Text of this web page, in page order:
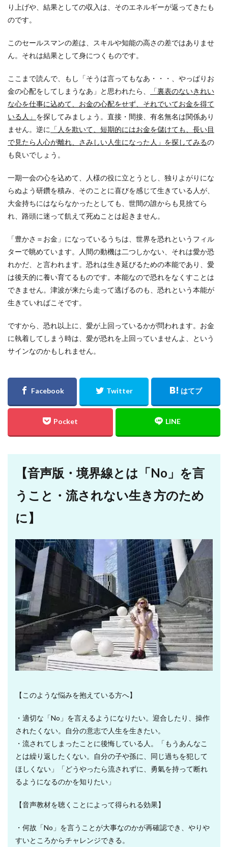
り上げや、結果としての収入は、そのエネルギーが返ってきたも
のです。
このセールスマンの差は、スキルや知能の高さの差ではありませ
ん。それは結果として身につくものです。
ここまで読んで、もし「そうは言ってもなあ・・・、やっぱりお
金の心配をしてしまうなあ」と思われたら、
「裏表のないきれい
な心を仕事に込めて、お金の心配をせず、それでいてお金を得て
いる人」 を探してみましょう。直接・間接、有名無名は関係あり
ません。逆に 「人を欺いて、短期的にはお金を儲けても、長い目
で見たら人心が離れ、さみしい人生になった人」を探してみるの
も良いでしょう。
一期一会の心を込めて、人様の役に立とうとし、独りよがりにな
らぬよう研鑽を積み、そのことに喜びを感じて生きている人が、
大金持ちにはならなかったとしても、世間の誰からも見捨てら
れ、路頭に迷って飢えて死ぬことは起きません。
「豊かさ＝お金」になっているうちは、世界を恐れというフィル
ターで眺めています。人間の動機は二つしかない、それは愛か恐
れかだ、と言われます。恐れは生き延びるための本能であり、愛
は後天的に養い育てるものです。本能なので恐れをなくすことは
できません。津波が来たら走って逃げるのも、恐れという本能が
生きていればこそです。
ですから、恐れ以上に、愛が上回っているかが問われます。お金
に執着してしまう時は、愛が恐れを上回っていませんよ、という
サインなのかもしれません。
【音声版・境界線とは「No」を言
うこと・流されない生き方のため
に】
【このような悩みを抱えている方へ】
・適切な「No」を言えるようになりたい。迎合したり、操作
されたくない。自分の意志で人生を生きたい。
・流されてしまったことに後悔している人。「もうあんなこ
とは繰り返したくない。自分の子や孫に、同じ過ちを犯して
ほしくない」「どうやったら流されずに、勇氣を持って断れ
るようになるのかを知りたい」
【音声教材を聴くことによって得られる効果】
・何故「No」を言うことが大事なのかが再確認でき、やりや
すいところからチャレンジできる。